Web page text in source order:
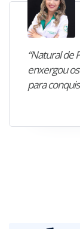
“Natural de
enxergou
para